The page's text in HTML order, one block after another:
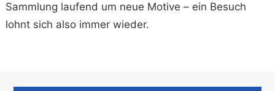
Sammlung laufend um neue Motive – ein Besuch
lohnt sich also immer wieder.